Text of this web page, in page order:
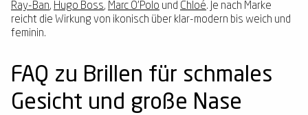
Ray-Ban, Hugo Boss, Marc O'Polo und Chloé. Je nach Marke
reicht die Wirkung von ikonisch über klar-modern bis weich und
feminin.
FAQ zu Brillen für schmales
Gesicht und große Nase